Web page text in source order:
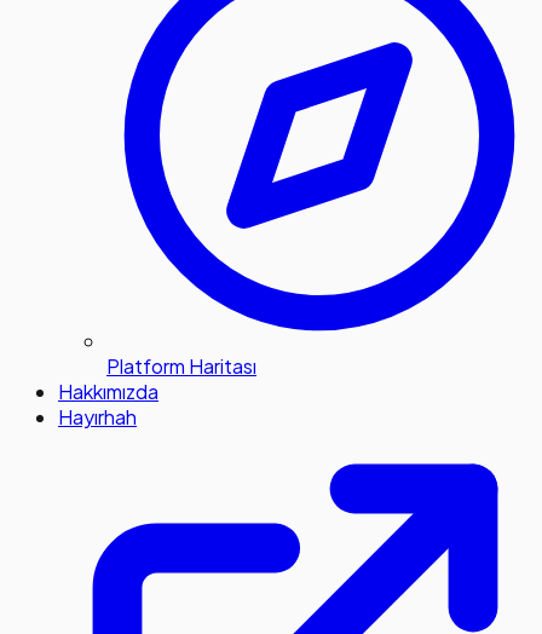
Platform Haritası
Hakkımızda
Hayırhah